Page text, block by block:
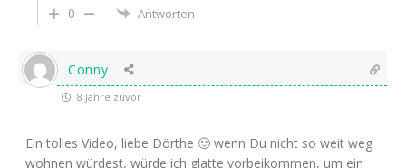
0
Antworten
Conny
8 Jahre zuvor
Ein tolles Video, liebe Dörthe 🙂 wenn Du nicht so weit weg
wohnen würdest, würde ich glatte vorbeikommen, um ein